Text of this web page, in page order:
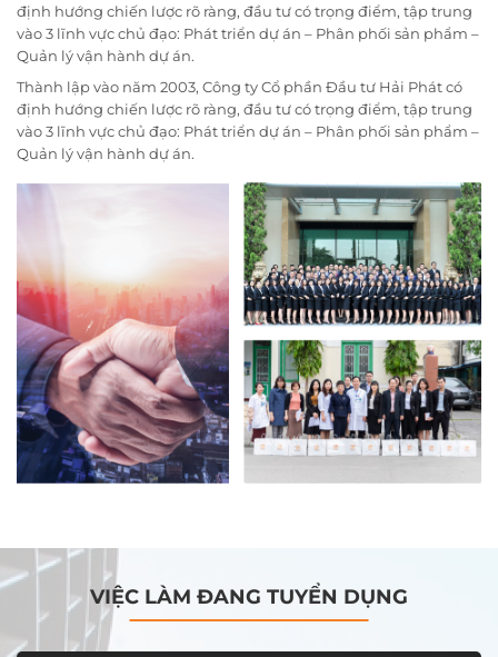
định hướng chiến lược rõ ràng, đầu tư có trọng điểm, tập trung
vào 3 lĩnh vực chủ đạo: Phát triển dự án – Phân phối sản phẩm –
Quản lý vận hành dự án.
Thành lập vào năm 2003, Công ty Cổ phần Đầu tư Hải Phát có
định hướng chiến lược rõ ràng, đầu tư có trọng điểm, tập trung
vào 3 lĩnh vực chủ đạo: Phát triển dự án – Phân phối sản phẩm –
Quản lý vận hành dự án.
VIỆC LÀM ĐANG TUYỂN DỤNG